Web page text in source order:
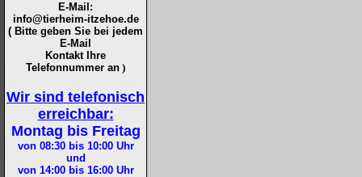
E-Mail:
info@tierheim-itzehoe.de
( Bitte geben Sie bei jedem
E-Mail
Kontakt Ihre
Telefonnummer an )
Wir sind telefonisch
erreichbar:
Montag bis Freitag
von 08:30 bis 10:00Uhr
und
von 14:00 bis 16:00Uhr